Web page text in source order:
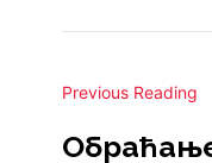
Previous Reading